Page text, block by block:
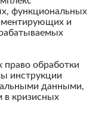
функциональных
и
обработки
инструкции
данными,
в кризисных